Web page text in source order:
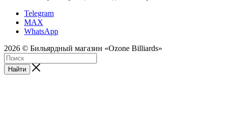
Telegram
MAX
WhatsApp
2026 © Бильярдный магазин «Ozone Billiards»
Найти